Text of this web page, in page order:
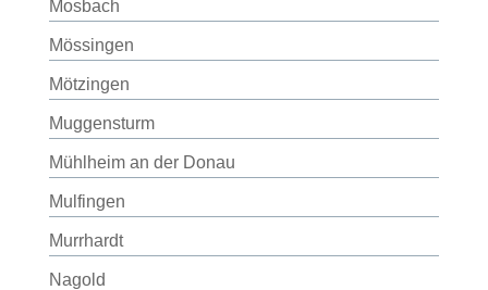
Mosbach
Mössingen
Mötzingen
Muggensturm
Mühlheim an der Donau
Mulfingen
Murrhardt
Nagold